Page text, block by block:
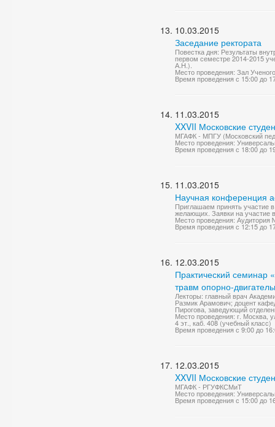
10.03.2015
Заседание ректората
Повестка дня: Результаты
первом семестре 2014-2015
А.Н.).
Место проведения: Зал
Время проведения с 15:00 до
11.03.2015
XXVII Московские
МГАФК - МПГУ (Московский
Место проведения:
Время проведения с 18:00 до
11.03.2015
Научная конференция
Приглашаем принять участие
желающих. Заявки на участие
Место проведения:
Время проведения с 12:15 до
12.03.2015
Практический семинар
травм опорно-
Лекторы: главный врач
Размик Арамович; доцент
Пирогова, заведующий
Место проведения: г. Москва,
4 эт., каб. 408 (учебный класс)
Время проведения с 9:00 до
12.03.2015
XXVII Московские
МГАФК - РГУФКСМиТ
Место проведения:
Время проведения с 15:00 до